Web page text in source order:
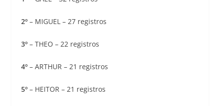
2º– MIGUEL – 27 registros
3º– THEO – 22 registros
4º– ARTHUR – 21 registros
5º– HEITOR – 21 registros